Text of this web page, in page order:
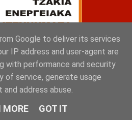
Google to deliver its services
IP address and user-agent are
with performance and security
of service, generate usage
address abuse.
MORE GOT IT